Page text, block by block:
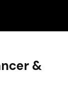
&